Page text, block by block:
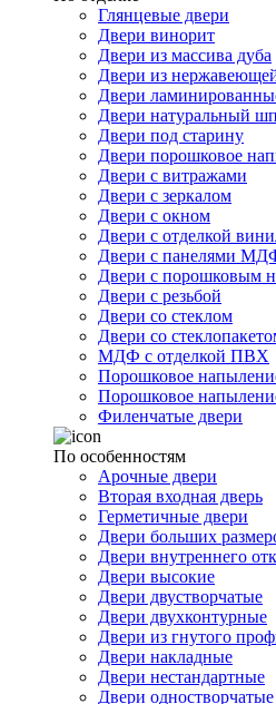
Глянцевые двери
Двери винорит
Двери из массива дуба
Двери из
Двери
Двери натуральный
Двери под старину
Двери порошковое
Двери с витражами
Двери с зеркалом
Двери с окном
Двери с отделкой
Двери с панелями
Двери с порошковым
Двери с резьбой
Двери со стеклом
Двери со
МДФ с отделкой ПВХ
Порошковое
Порошковое
Филенчатые двери
По особенностям
Арочные двери
Вторая входная дверь
Герметичные двери
Двери больших
Двери внутреннего
Двери высокие
Двери двустворчатые
Двери двухконтурные
Двери из гнутого
Двери накладные
Двери нестандартные
Двери одностворчатые